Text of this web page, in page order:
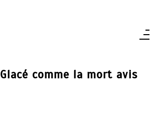
Glacé comme la mort avis